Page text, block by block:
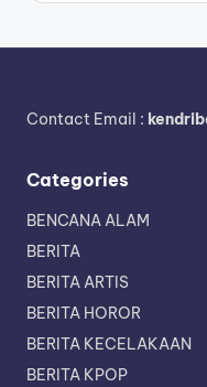
Contact Email :
Categories
BENCANA ALAM
BERITA
BERITA ARTIS
BERITA HOROR
BERITA KECELAKAAN
BERITA KPOP